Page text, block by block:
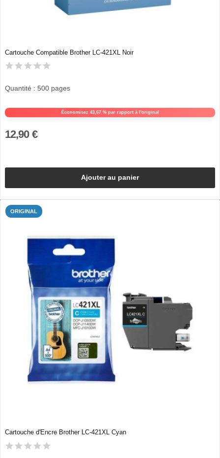
Cartouche Compatible Brother LC-421XL Noir
Économisez 43,67 % par rapport à l'original
Quantité : 500 pages
12,90 €
Ajouter au panier
ORIGINAL
Cartouche d'Encre Brother LC-421XL Cyan